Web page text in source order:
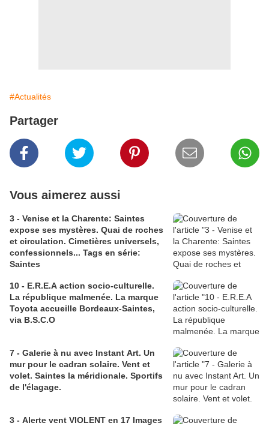
#Actualités
Partager
Vous aimerez aussi
3 - Venise et la Charente: Saintes
expose ses mystères. Quai de roches
et circulation. Cimetières universels,
confessionnels... Tags en série:
Saintes
10 - E.R.E.A action socio-culturelle.
La république malmenée. La marque
Toyota accueille Bordeaux-Saintes,
via B.S.C.O
7 - Galerie à nu avec Instant Art. Un
mur pour le cadran solaire. Vent et
volet. Saintes la méridionale. Sportifs
de l'élagage.
3 - Alerte vent VIOLENT en 17 Images